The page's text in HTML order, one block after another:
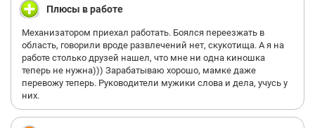
Плюсы в работе
Механизатором приехал работать. Боялся переезжать в
область, говорили вроде развлечений нет, скукотища. А я на
работе столько друзей нашел, что мне ни одна киношка
теперь не нужна))) Зарабатываю хорошо, мамке даже
перевожу теперь. Руководители мужики слова и дела, учусь у
них.